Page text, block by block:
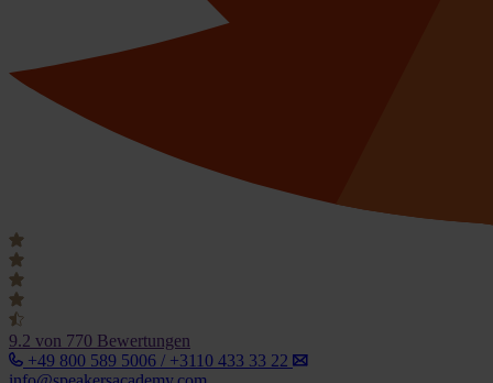
9.2 von 770 Bewertungen
+49 800 589 5006 / +3110 433 33 22